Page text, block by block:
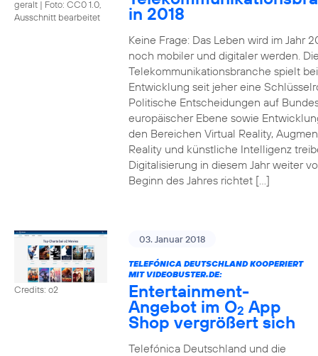
geralt | Foto: CC0 1.0,
Ausschnitt bearbeitet
in 2018
Keine Frage: Das Leben wird im Jahr
noch mobiler und digitaler werden.
Telekommunikationsbranche spielt
Entwicklung seit jeher eine
Politische Entscheidungen auf
europäischer Ebene sowie
den Bereichen Virtual Reality,
Reality und künstliche Intelligenz
Digitalisierung in diesem Jahr weiter
Beginn des Jahres richtet […]
Credits: o2
03. Januar 2018
TELEFÓNICA DEUTSCHLAND KOOPERIERT
MIT VIDEOBUSTER.DE:
Entertainment-
Angebot im O2 App
Shop vergrößert sich
Telefónica Deutschland und die